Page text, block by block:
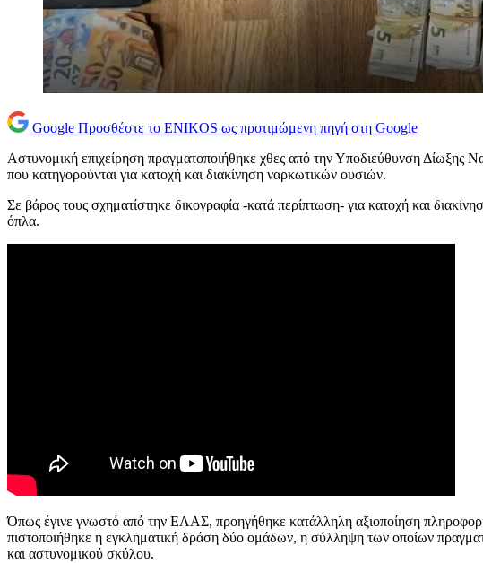
Google Προσθέστε το ENIKOS ως προτιμώμενη πηγή στη Google
Αστυνομική επιχείρηση πραγματοποιήθηκε χθες από την Υποδιεύθυνση Δίωξης
που κατηγορούνται για κατοχή και διακίνηση ναρκωτικών ουσιών.
Σε βάρος τους σχηματίστηκε δικογραφία -κατά περίπτωση- για κατοχή και
όπλα.
Όπως έγινε γνωστό από την ΕΛΑΣ, προηγήθηκε κατάλληλη αξιοποίηση
πιστοποιήθηκε η εγκληματική δράση δύο ομάδων, η σύλληψη των οποίων
και αστυνομικού σκύλου.